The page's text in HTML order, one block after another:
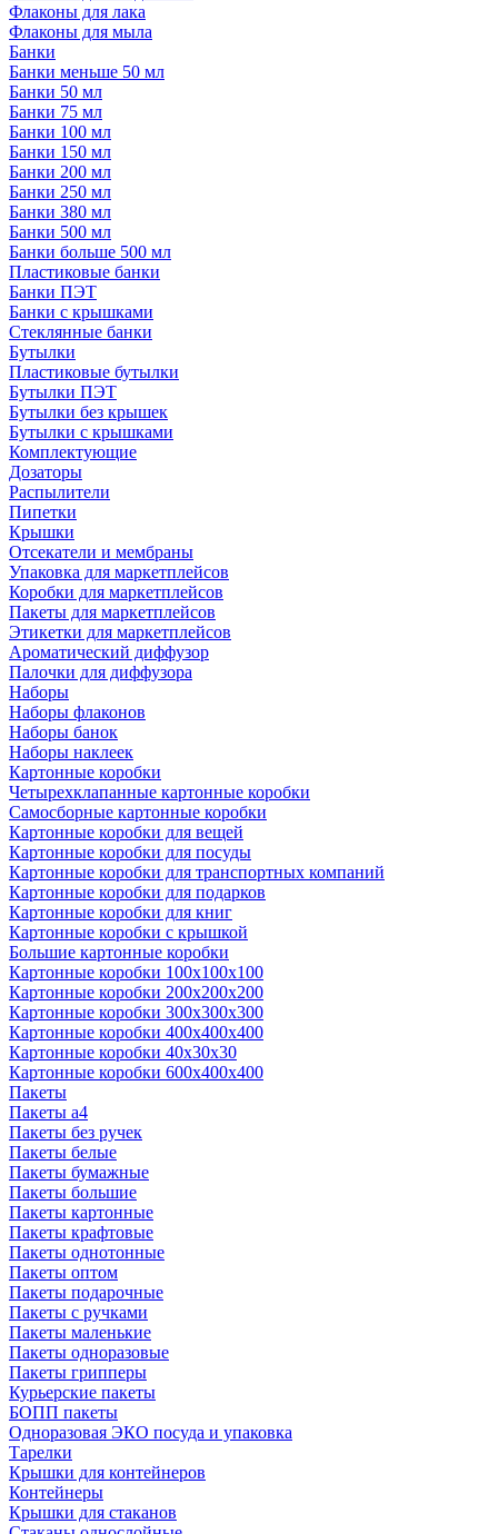
Флаконы для лака
Флаконы для мыла
Банки
Банки меньше 50 мл
Банки 50 мл
Банки 75 мл
Банки 100 мл
Банки 150 мл
Банки 200 мл
Банки 250 мл
Банки 380 мл
Банки 500 мл
Банки больше 500 мл
Пластиковые банки
Банки ПЭТ
Банки с крышками
Стеклянные банки
Бутылки
Пластиковые бутылки
Бутылки ПЭТ
Бутылки без крышек
Бутылки с крышками
Комплектующие
Дозаторы
Распылители
Пипетки
Крышки
Отсекатели и мембраны
Упаковка для маркетплейсов
Коробки для маркетплейсов
Пакеты для маркетплейсов
Этикетки для маркетплейсов
Ароматический диффузор
Палочки для диффузора
Наборы
Наборы флаконов
Наборы банок
Наборы наклеек
Картонные коробки
Четырехклапанные картонные коробки
Самосборные картонные коробки
Картонные коробки для вещей
Картонные коробки для посуды
Картонные коробки для транспортных компаний
Картонные коробки для подарков
Картонные коробки для книг
Картонные коробки с крышкой
Большие картонные коробки
Картонные коробки 100x100x100
Картонные коробки 200x200x200
Картонные коробки 300x300x300
Картонные коробки 400x400x400
Картонные коробки 40x30x30
Картонные коробки 600x400x400
Пакеты
Пакеты а4
Пакеты без ручек
Пакеты белые
Пакеты бумажные
Пакеты большие
Пакеты картонные
Пакеты крафтовые
Пакеты однотонные
Пакеты оптом
Пакеты подарочные
Пакеты с ручками
Пакеты маленькие
Пакеты одноразовые
Пакеты грипперы
Курьерские пакеты
БОПП пакеты
Одноразовая ЭКО посуда и упаковка
Тарелки
Крышки для контейнеров
Контейнеры
Крышки для стаканов